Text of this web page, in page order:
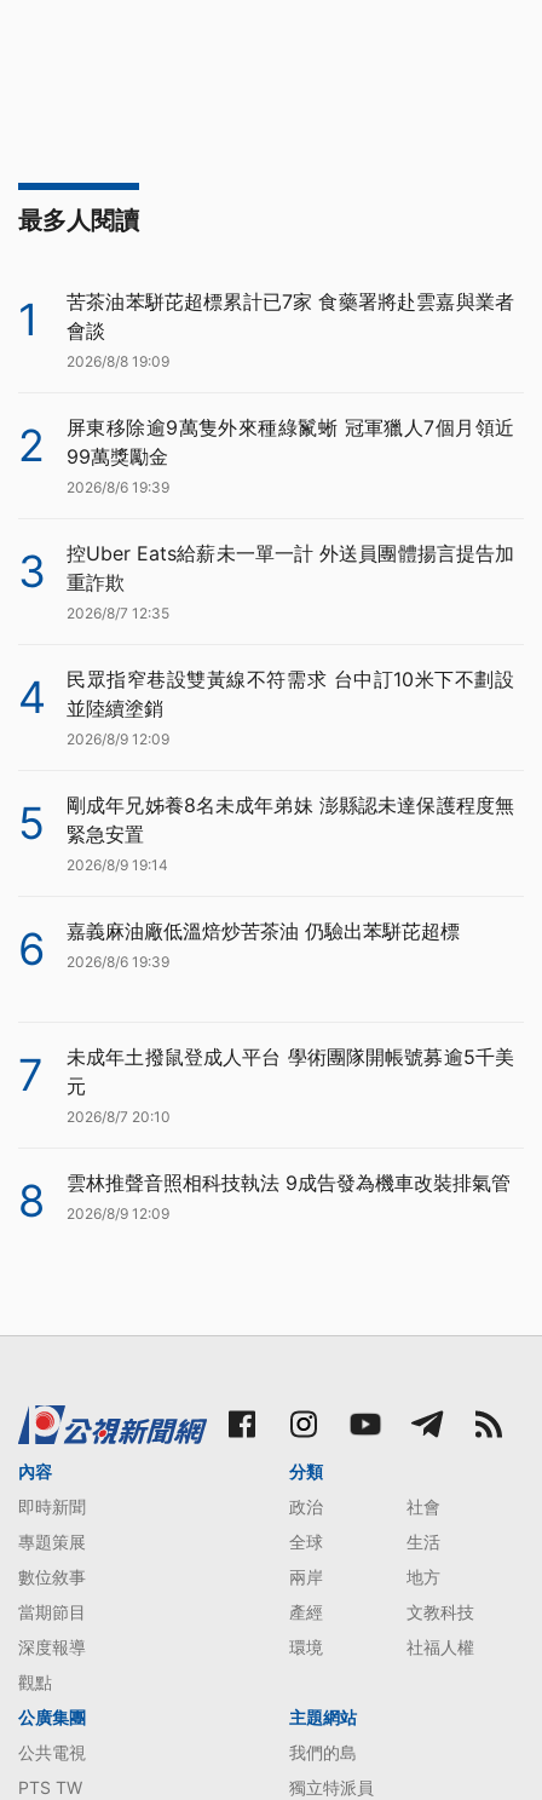
最多人閱讀
1
苦茶油苯駢芘超標累計已7家 食藥署將赴雲嘉與業者
會談
2026/8/8 19:09
2
屏東移除逾9萬隻外來種綠鬣蜥 冠軍獵人7個月領近
99萬獎勵金
2026/8/6 19:39
3
控Uber Eats給薪未一單一計 外送員團體揚言提告加
重詐欺
2026/8/7 12:35
4
民眾指窄巷設雙黃線不符需求 台中訂10米下不劃設
並陸續塗銷
2026/8/9 12:09
5
剛成年兄姊養8名未成年弟妹 澎縣認未達保護程度無
緊急安置
2026/8/9 19:14
6 嘉義麻油廠低溫焙炒苦茶油 仍驗出苯駢芘超標
2026/8/6 19:39
7
未成年土撥鼠登成人平台 學術團隊開帳號募逾5千美
元
2026/8/7 20:10
8 雲林推聲音照相科技執法 9成告發為機車改裝排氣管
2026/8/9 12:09
內容
即時新聞
專題策展
數位敘事
當期節目
深度報導
觀點
分類
政治
社會
全球
生活
兩岸
地方
產經
文教科技
環境
社福人權
公廣集團
公共電視
PTS TW
主題網站
我們的島
獨立特派員